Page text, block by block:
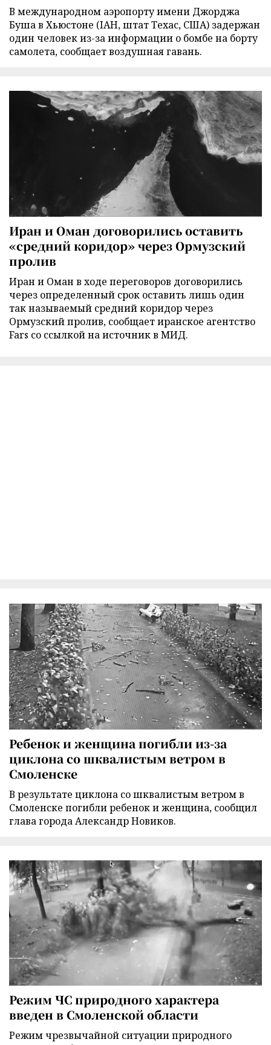
В международном аэропорту имени Джорджа
Буша в Хьюстоне (IAH, штат Техас, США) задержан
один человек из-за информации о бомбе на борту
самолета, сообщает воздушная гавань.
Иран и Оман договорились оставить
«средний коридор» через Ормузский
пролив
Иран и Оман в ходе переговоров договорились
через определенный срок оставить лишь один
так называемый средний коридор через
Ормузский пролив, сообщает иранское агентство
Fars со ссылкой на источник в МИД.
Ребенок и женщина погибли из-за
циклона со шквалистым ветром в
Смоленске
В результате циклона со шквалистым ветром в
Смоленске погибли ребенок и женщина, сообщил
глава города Александр Новиков.
Режим ЧС природного характера
введен в Смоленской области
Режим чрезвычайной ситуации природного